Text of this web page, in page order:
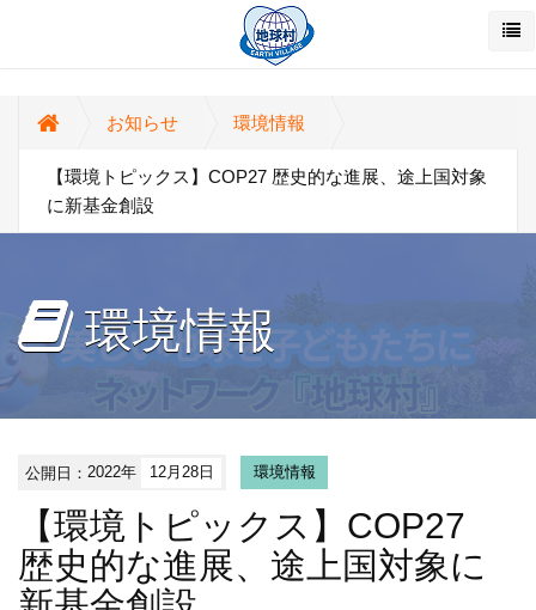
お知らせ 環境情報
【環境トピックス】COP27 歴史的な進展、途上国対象
に新基金創設
環境情報
公開日：2022年 12月28日 環境情報
【環境トピックス】COP27
歴史的な進展、途上国対象に